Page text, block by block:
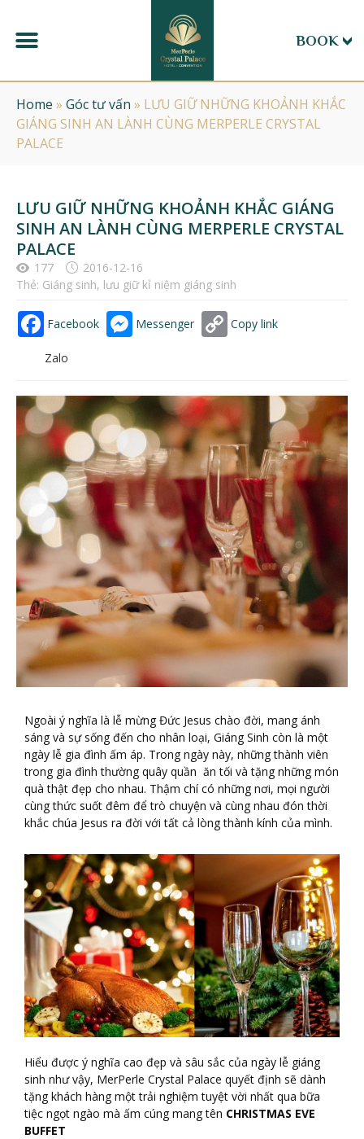
BOOK
Home » Góc tư vấn » LƯU GIỮ NHỮNG KHOẢNH KHẮC
GIÁNG SINH AN LÀNH CÙNG MERPERLE CRYSTAL
PALACE
LƯU GIỮ NHỮNG KHOẢNH KHẮC GIÁNG
SINH AN LÀNH CÙNG MERPERLE CRYSTAL
PALACE
177
2016-12-16
Thẻ: Giáng sinh, lưu giữ kỉ niệm giáng sinh
Facebook Messenger Copy link
Zalo
Ngoài ý nghĩa là lễ mừng Đức Jesus chào đời, mang ánh
sáng và sự sống đến cho nhân loại, Giáng Sinh còn là một
ngày lễ gia đình ấm áp. Trong ngày này, những thành viên
trong gia đình thường quây quần ăn tối và tặng những món
quà thật đẹp cho nhau. Thậm chí có những nơi, mọi người
cùng thức suốt đêm để trò chuyện và cùng nhau đón thời
khắc chúa Jesus ra đời với tất cả lòng thành kính của mình.
Hiểu được ý nghĩa cao đẹp và sâu sắc của ngày lễ giáng
sinh như vậy, MerPerle Crystal Palace quyết định sẽ dành
tặng khách hàng một trải nghiệm tuyệt vời nhất qua bữa
tiệc ngọt ngào mà ấm cúng mang tên CHRISTMAS EVE
BUFFET